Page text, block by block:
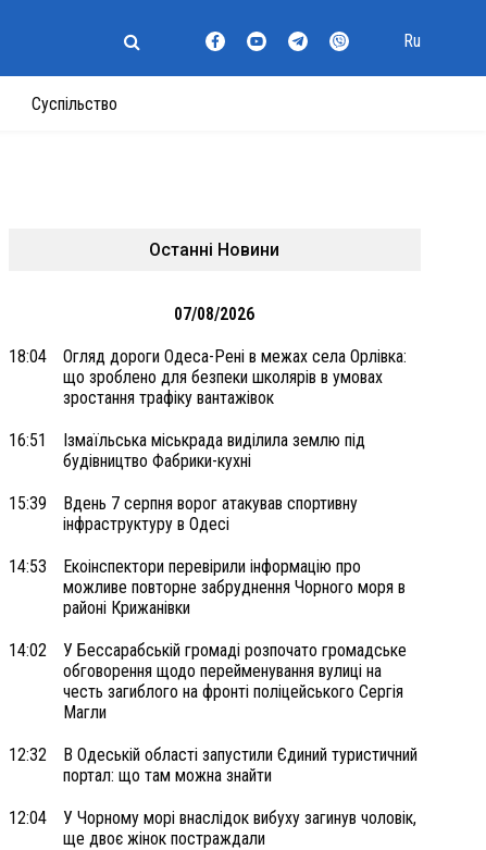
Суспільство
Ru
Останні Новини
07/08/2026
18:04
Огляд дороги Одеса-Рені в межах села Орлівка:
що зроблено для безпеки школярів в умовах
зростання трафіку вантажівок
16:51
Ізмаїльська міськрада виділила землю під
будівництво Фабрики-кухні
15:39
Вдень 7 серпня ворог атакував спортивну
інфраструктуру в Одесі
14:53
Екоінспектори перевірили інформацію про
можливе повторне забруднення Чорного моря в
районі Крижанівки
14:02
У Бессарабській громаді розпочато громадське
обговорення щодо перейменування вулиці на
честь загиблого на фронті поліцейського Сергія
Магли
12:32
В Одеській області запустили Єдиний туристичний
портал: що там можна знайти
12:04
У Чорному морі внаслідок вибуху загинув чоловік,
ще двоє жінок постраждали